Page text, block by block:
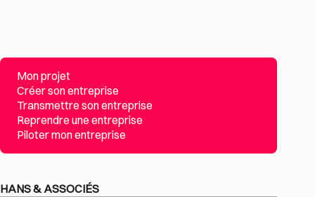
Mon projet
Créer son entreprise
Transmettre son entreprise
Reprendre une entreprise
Piloter mon entreprise
HANS & ASSOCIÉS